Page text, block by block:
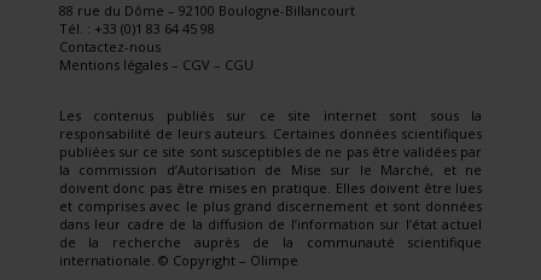
88 rue du Dôme – 92100 Boulogne-Billancourt
Tél. : +33 (0)1 83 64 45 98
Contactez-nous
Mentions légales– CGV– CGU
Les contenus publiés sur ce site internet sont sous la
responsabilité de leurs auteurs. Certaines données scientifiques
publiées sur ce site sont susceptibles de ne pas être validées par
la commission d’Autorisation de Mise sur le Marché, et ne
doivent donc pas être mises en pratique. Elles doivent être lues
et comprises avec le plus grand discernement et sont données
dans leur cadre de la diffusion de l’information sur l’état actuel
de la recherche auprès de la communauté scientifique
internationale. © Copyright – Olimpe